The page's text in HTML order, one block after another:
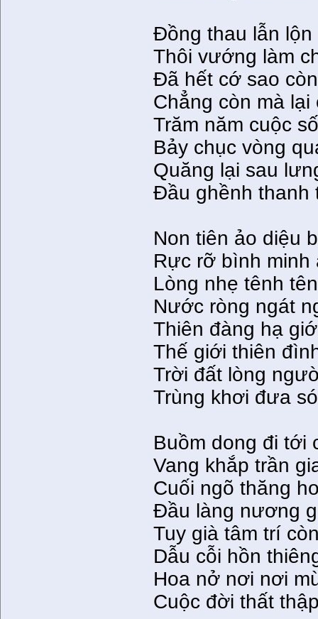
Ðồng thau lẫn
Thôi vướng làm
Ðã hết cớ sao
Chẳng còn mà
Trăm năm cuộc
Bảy chục vòng
Quăng lại sau
Ðầu ghềnh thanh
Non tiên ảo diệu
Rực rỡ bình minh
Lòng nhẹ tênh
Nước ròng ngát
Thiên đàng hạ
Thế giới thiên
Trời đất lòng
Trùng khơi đưa
Buồm dong đi tới
Vang khắp trần
Cuối ngõ thăng
Ðầu làng nương
Tuy già tâm trí
Dẫu cỗi hồn
Hoa nở nơi nơi
Cuộc đời thất